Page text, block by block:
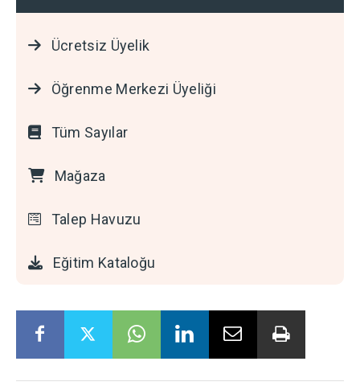
Ücretsiz Üyelik
Öğrenme Merkezi Üyeliği
Tüm Sayılar
Mağaza
Talep Havuzu
Eğitim Kataloğu